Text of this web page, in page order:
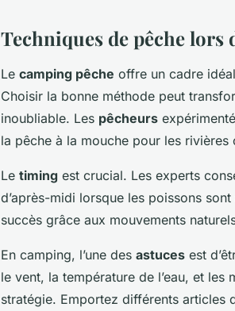
Techniques de pêche lors
Le camping pêche offre un cadre
Choisir la bonne méthode peut
inoubliable. Les pêcheurs
la pêche à la mouche pour les
Le timing est crucial. Les experts
d’après-midi lorsque les poissons
succès grâce aux mouvements
En camping, l’une des astuces est
le vent, la température de l’eau, et
stratégie. Emportez différents articles